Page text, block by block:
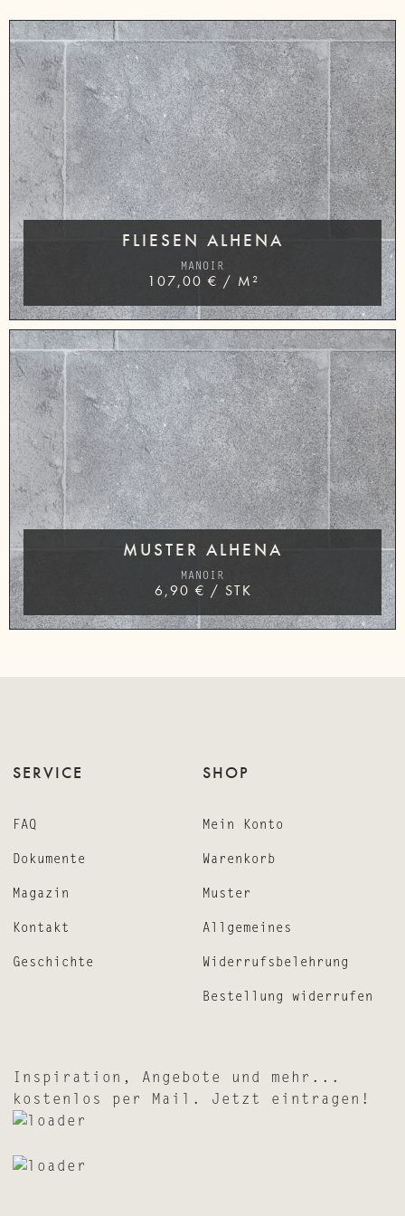
FLIESEN ALHENA
MANOIR
107,00€ / M²
MUSTER ALHENA
MANOIR
6,90€ / STK
SERVICE
FAQ
Dokumente
Magazin
Kontakt
Geschichte
SHOP
Mein Konto
Warenkorb
Muster
Allgemeines
Widerrufsbelehrung
Bestellung widerrufen
Inspiration, Angebote und mehr...
kostenlos per Mail. Jetzt eintragen!